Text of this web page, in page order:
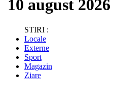
10 august 2026
STIRI :
Locale
Externe
Sport
Magazin
Ziare